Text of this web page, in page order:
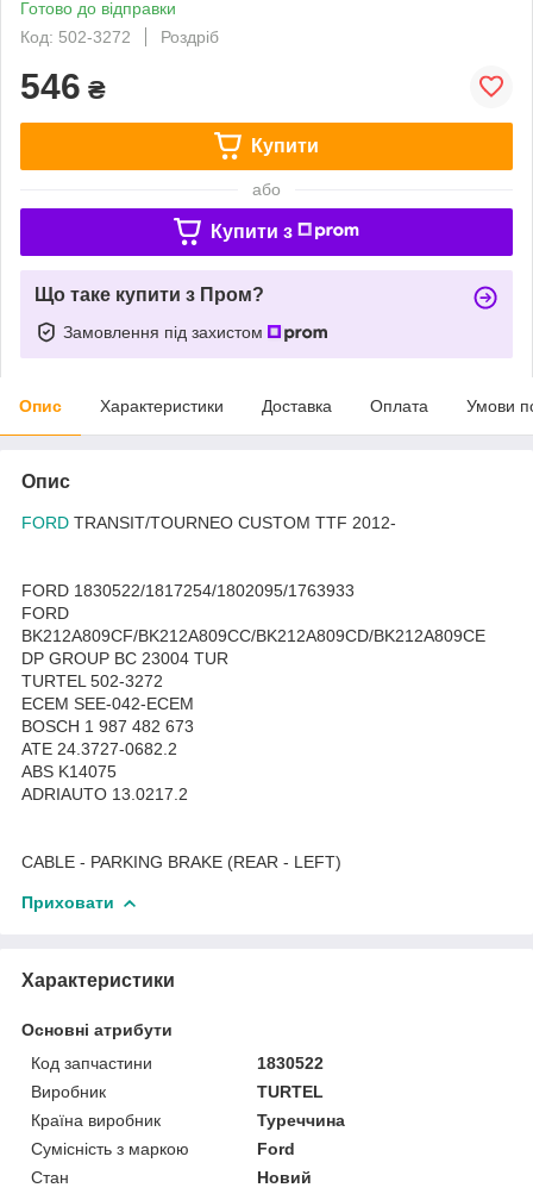
Готово до відправки
Код: 502-3272
Роздріб
546 ₴
Купити
або
Купити з
Що таке купити з Пром?
Замовлення під захистом
Опис Характеристики Доставка Оплата Умови
Опис
FORD TRANSIT/TOURNEO CUSTOM TTF 2012-
FORD 1830522/1817254/1802095/1763933
FORD
BK212A809CF/BK212A809CC/BK212A809CD/BK212A809CE
DP GROUP BC 23004 TUR
TURTEL 502-3272
ECEM SEE-042-ECEM
BOSCH 1 987 482 673
ATE 24.3727-0682.2
ABS K14075
ADRIAUTO 13.0217.2
CABLE - PARKING BRAKE (REAR - LEFT)
Приховати
Характеристики
Основні атрибути
Код запчастини
1830522
Виробник
TURTEL
Країна виробник
Туреччина
Сумісність з маркою
Ford
Стан
Новий